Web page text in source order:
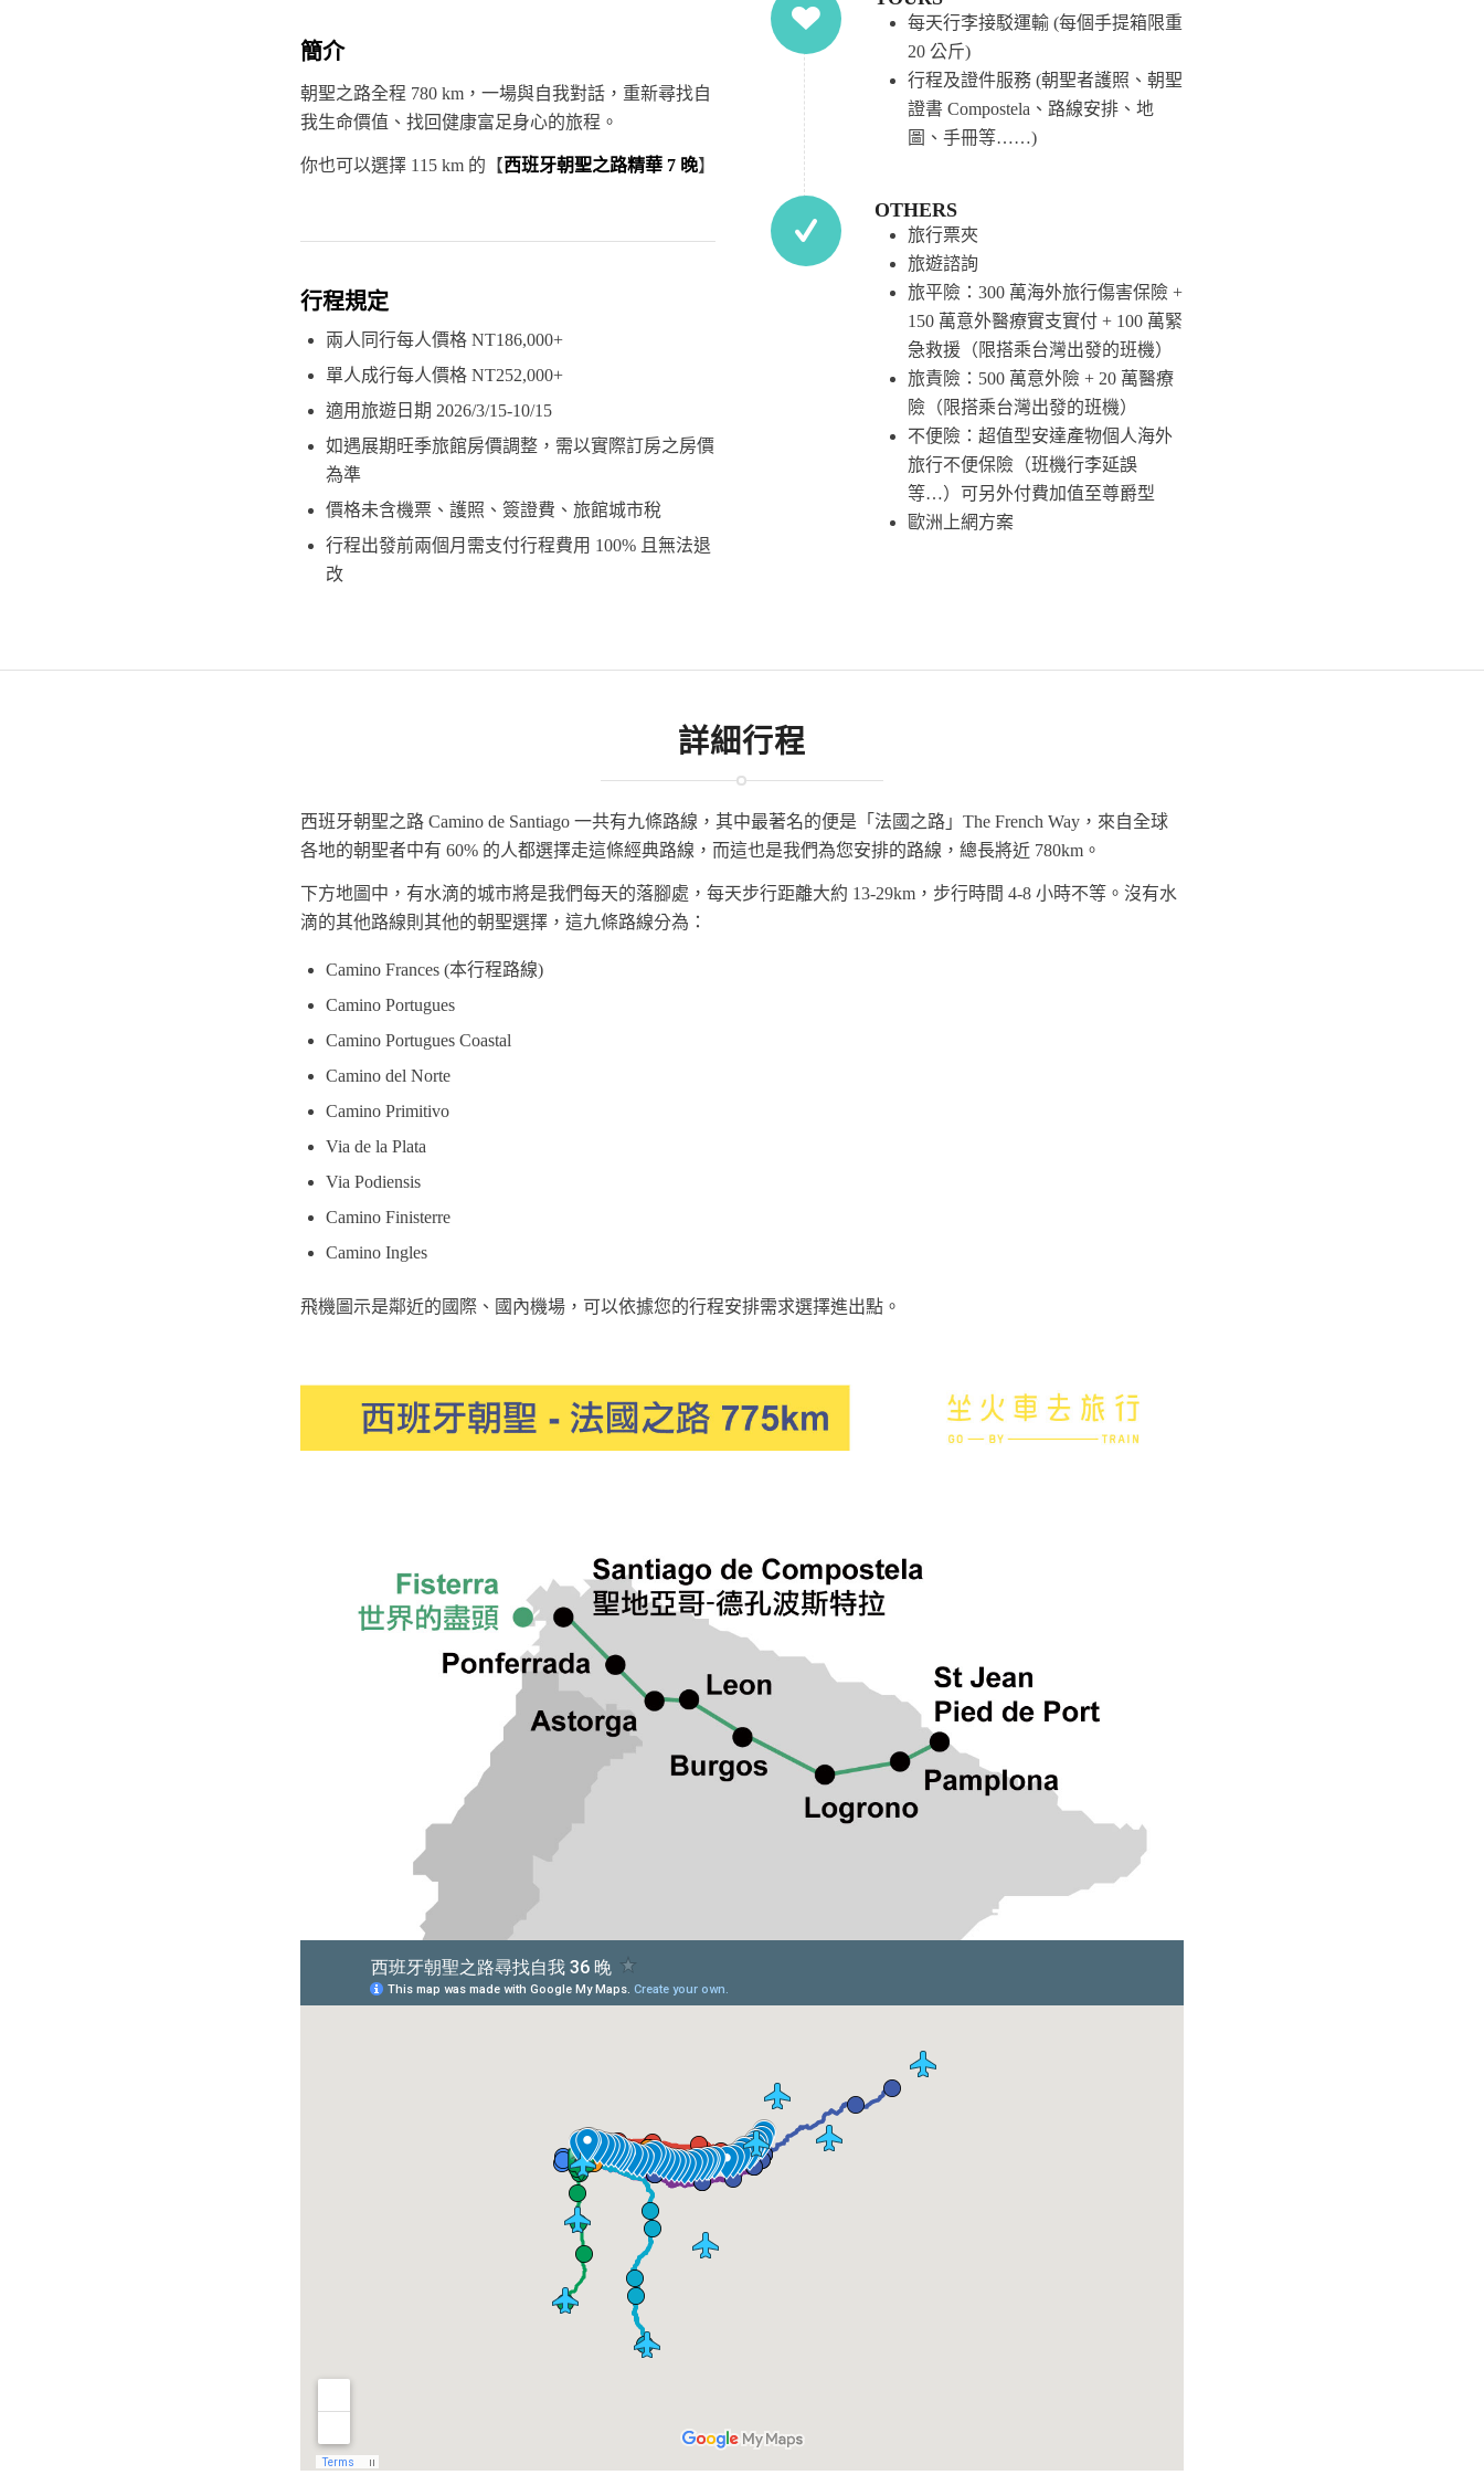
簡介
朝聖之路全程 780 km，一場與自我對話，重新尋找自
我生命價值、找回健康富足身心的旅程。
你也可以選擇 115 km 的【西班牙朝聖之路精華 7 晚】
行程規定
兩人同行每人價格 NT186,000+
單人成行每人價格 NT252,000+
適用旅遊日期 2026/3/15-10/15
如遇展期旺季旅館房價調整，需以實際訂房之房價
為準
價格未含機票、護照、簽證費、旅館城市稅
行程出發前兩個月需支付行程費用 100% 且無法退
改
每天行李接駁運輸 (每個手提箱限重
20 公斤)
行程及證件服務 (朝聖者護照、朝聖
證書 Compostela、路線安排、地
圖、手冊等……)
OTHERS
旅行票夾
旅遊諮詢
旅平險：300 萬海外旅行傷害保險 +
150 萬意外醫療實支實付 + 100 萬緊
急救援（限搭乘台灣出發的班機）
旅責險：500 萬意外險 + 20 萬醫療
險（限搭乘台灣出發的班機）
不便險：超值型安達產物個人海外
旅行不便保險（班機行李延誤
等…）可另外付費加值至尊爵型
歐洲上網方案
詳細行程
西班牙朝聖之路 Camino de Santiago 一共有九條路線，其中最著名的便是「法國之路」The French Way，來自全球
各地的朝聖者中有 60% 的人都選擇走這條經典路線，而這也是我們為您安排的路線，總長將近 780km。
下方地圖中，有水滴的城市將是我們每天的落腳處，每天步行距離大約 13-29km，步行時間 4-8 小時不等。沒有水
滴的其他路線則其他的朝聖選擇，這九條路線分為：
Camino Frances (本行程路線)
Camino Portugues
Camino Portugues Coastal
Camino del Norte
Camino Primitivo
Via de la Plata
Via Podiensis
Camino Finisterre
Camino Ingles​
飛機圖示是鄰近的國際、國內機場，可以依據您的行程安排需求選擇進出點。